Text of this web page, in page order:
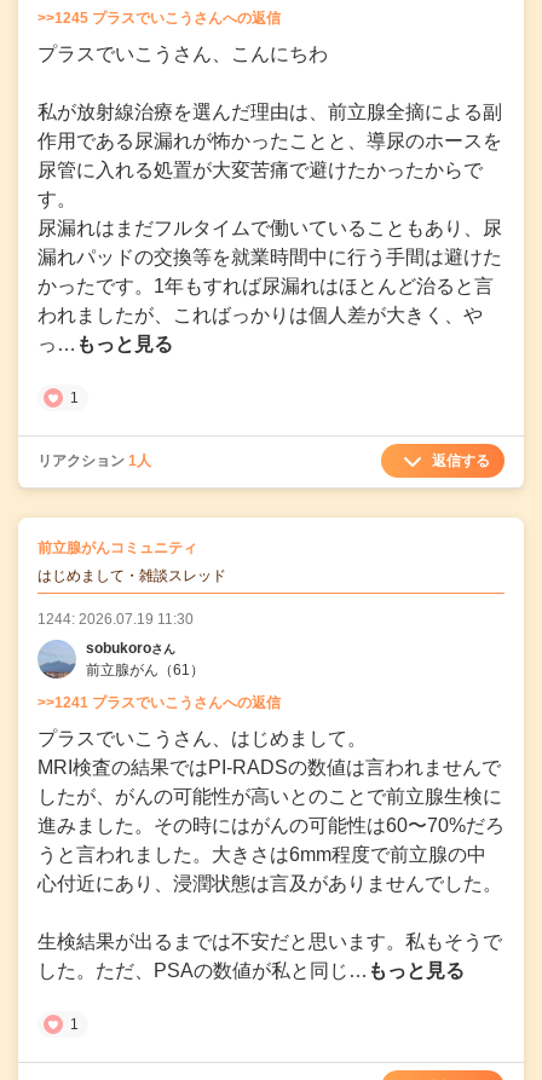
>>1245 プラスでいこうさんへの返信
プラスでいこうさん、こんにちわ
私が放射線治療を選んだ理由は、前立腺全摘による副
作用である尿漏れが怖かったことと、導尿のホースを
尿管に入れる処置が大変苦痛で避けたかったからで
す。
尿漏れはまだフルタイムで働いていることもあり、尿
漏れパッドの交換等を就業時間中に行う手間は避けた
かったです。1年もすれば尿漏れはほとんど治ると言
われましたが、こればっかりは個人差が大きく、や
っ… もっと見る
1
リアクション 1人 返信する
前立腺がんコミュニティ
はじめまして・雑談スレッド
1244: 2026.07.19 11:30
sobukoroさん
前立腺がん （61）
>>1241 プラスでいこうさんへの返信
プラスでいこうさん、はじめまして。
MRI検査の結果ではPI-RADSの数値は言われませんで
したが、がんの可能性が高いとのことで前立腺生検に
進みました。その時にはがんの可能性は60〜70%だろ
うと言われました。大きさは6mm程度で前立腺の中
心付近にあり、浸潤状態は言及がありませんでした。
生検結果が出るまでは不安だと思います。私もそうで
した。ただ、PSAの数値が私と同じ… もっと見る
1